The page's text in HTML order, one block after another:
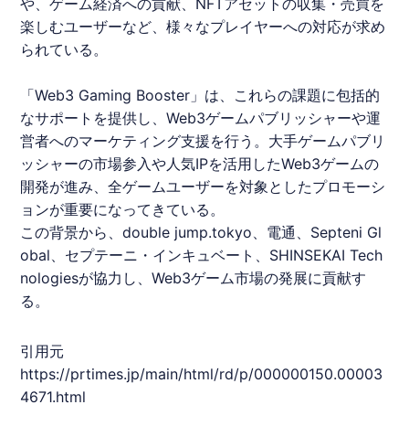
楽しむユーザーなど、様々なプレイヤーへの対応が求め
られている。
「Web3 Gaming Booster」は、これらの課題に包括的
なサポートを提供し、Web3ゲームパブリッシャーや運
営者へのマーケティング支援を行う。大手ゲームパブリ
ッシャーの市場参入や人気IPを活用したWeb3ゲームの
開発が進み、全ゲームユーザーを対象としたプロモーシ
ョンが重要になってきている。
この背景から、double jump.tokyo、電通、Septeni Gl
obal、 セプテーニ・インキュベート
、SHINSEKAI Tech
nologiesが協力し、Web3ゲーム市場の発展に貢献す
る。
引用元
https://prtimes.jp/main/html/rd/p/000000150.00003
4671.html